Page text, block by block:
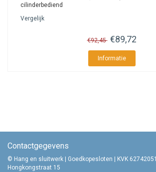
cilinderbediend
Vergelijk
€92,45 €89,72
Informatie
Contactgegevens
© Hang en sluitwerk | Goedkopesloten | KVK 62742051
Hongkongstraat 15